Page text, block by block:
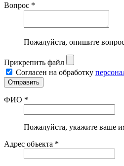
Вопрос *
Пожалуйста, опишите
Прикрепить файл
Согласен на обработку
ФИО *
Пожалуйста, укажите ваше
Адрес объекта *